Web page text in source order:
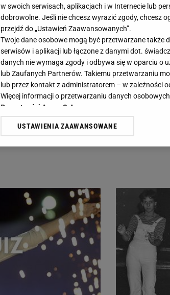
w swoich serwisach, aplikacjach i w Internecie lub
dobrowolne. Jeśli nie chcesz wyrazić zgody, chcesz
przejdź do „Ustawień Zaawansowanych”.
Twoje dane osobowe mogą być przetwarzane
serwisów i aplikacji lub łączone z danymi dot.
danych nie wymaga zgody i odbywa się w oparciu o
lub Zaufanych Partnerów. Takiemu przetwarzaniu
lub przez kontakt z administratorem – w zależności
Więcej informacji o przetwarzaniu danych
Prywatności Agora S.A.
Klikając „Akceptuję” wyrażasz też zgodę na
My, nasi Zaufani Partnerzy i Agora S.A. możemy
Użycie dokładnych danych geolokalizacyjnych.
Przechowywanie informacji na urządzeniu lub
badnie odbiorców i ulepszanie usług.Lista
USTAWIENIA ZAAWANSOWANE